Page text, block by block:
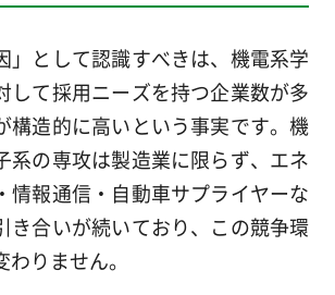
」として認識すべきは、機電系学
して採用ニーズを持つ企業数が多
構造的に高いという事実です。機
系の専攻は製造業に限らず、エネ
情報通信・自動車サプライヤーな
き合いが続いており、この競争環
りません。